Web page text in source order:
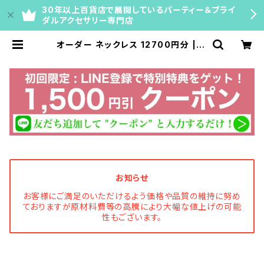
30年以上百貨店で展開しているパーティー＆ブライ
ダルアクセサリー専門店
オーダー ネックレス 12700円分 | マ
貨店40年の専門店】
お知らせ
お客様にご満足のいただけるよう価格や品質の維持に努め
ておりますが原材料費等の高騰により大幅な値上げの可能
性もございます。